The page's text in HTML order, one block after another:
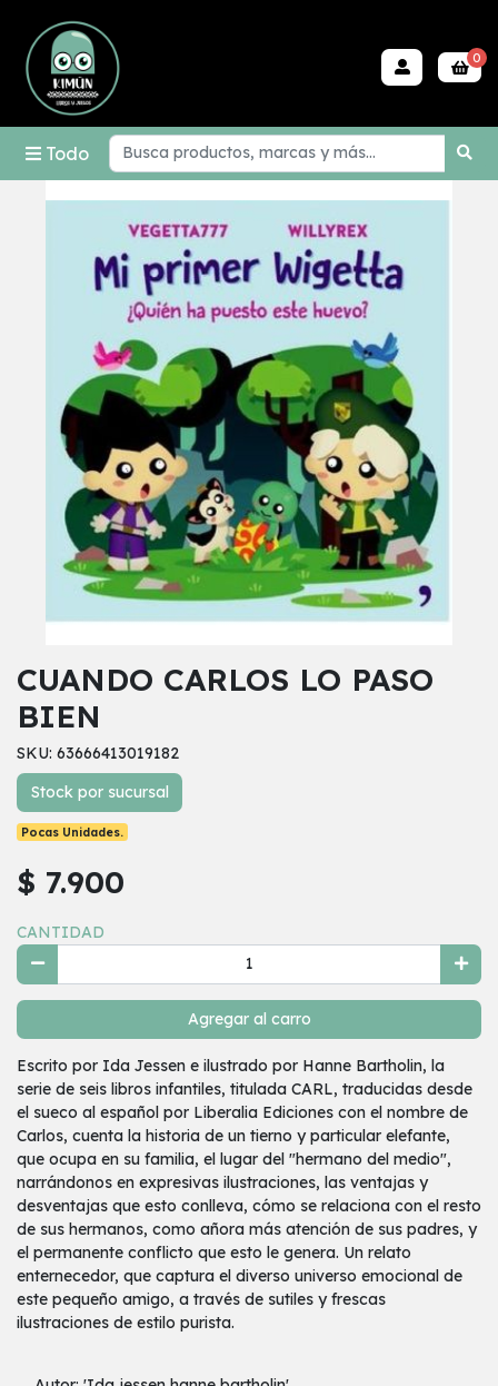
Todo
0
CUANDO CARLOS LO PASO
BIEN
SKU: 63666413019182
Stock por sucursal
Pocas Unidades.
$ 7.900
CANTIDAD
Agregar al carro
Escrito por Ida Jessen e ilustrado por Hanne Bartholin, la
serie de seis libros infantiles, titulada CARL, traducidas desde
el sueco al español por Liberalia Ediciones con el nombre de
Carlos, cuenta la historia de un tierno y particular elefante,
que ocupa en su familia, el lugar del "hermano del medio",
narrándonos en expresivas ilustraciones, las ventajas y
desventajas que esto conlleva, cómo se relaciona con el resto
de sus hermanos, como añora más atención de sus padres, y
el permanente conflicto que esto le genera. Un relato
enternecedor, que captura el diverso universo emocional de
este pequeño amigo, a través de sutiles y frescas
ilustraciones de estilo purista.